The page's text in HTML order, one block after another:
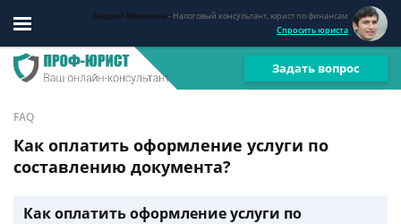
Андрей Мясников- Налоговый консультант, юрист по финансам
Спросить юриста
Задать вопрос
FAQ
Как оплатить оформление услуги по
составлению документа?
Как оплатить оформление услуги по